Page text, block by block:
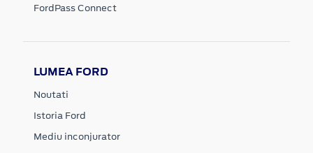
FordPass Connect
LUMEA FORD
Noutati
Istoria Ford
Mediu inconjurator